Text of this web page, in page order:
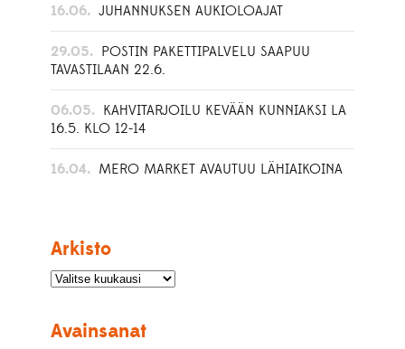
16.06. JUHANNUKSEN AUKIOLOAJAT
29.05. POSTIN PAKETTIPALVELU SAAPUU
TAVASTILAAN 22.6.
06.05. KAHVITARJOILU KEVÄÄN KUNNIAKSI LA
16.5. KLO 12-14
16.04. MERO MARKET AVAUTUU LÄHIAIKOINA
Arkisto
Avainsanat